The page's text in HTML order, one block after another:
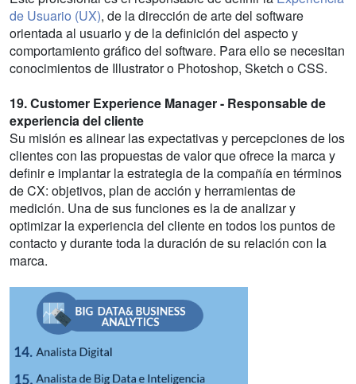
de Usuario (UX), de la dirección de arte del software
orientada al usuario y de la definición del aspecto y
comportamiento gráfico del software. Para ello se necesitan
conocimientos de Illustrator o Photoshop, Sketch o CSS.
19. Customer Experience Manager - Responsable de
experiencia del cliente
Su misión es alinear las expectativas y percepciones de los
clientes con las propuestas de valor que ofrece la marca y
definir e implantar la estrategia de la compañía en términos
de CX: objetivos, plan de acción y herramientas de
medición. Una de sus funciones es la de analizar y
optimizar la experiencia del cliente en todos los puntos de
contacto y durante toda la duración de su relación con la
marca.